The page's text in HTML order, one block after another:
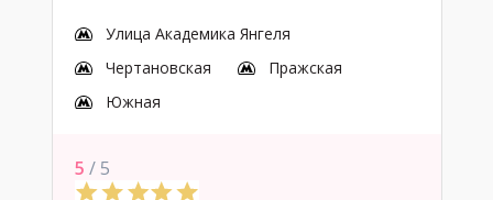
Улица Академика Янгеля
Чертановская
Пражская
Южная
5 / 5